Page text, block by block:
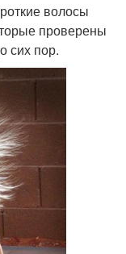
волосы
проверены
сих пор.